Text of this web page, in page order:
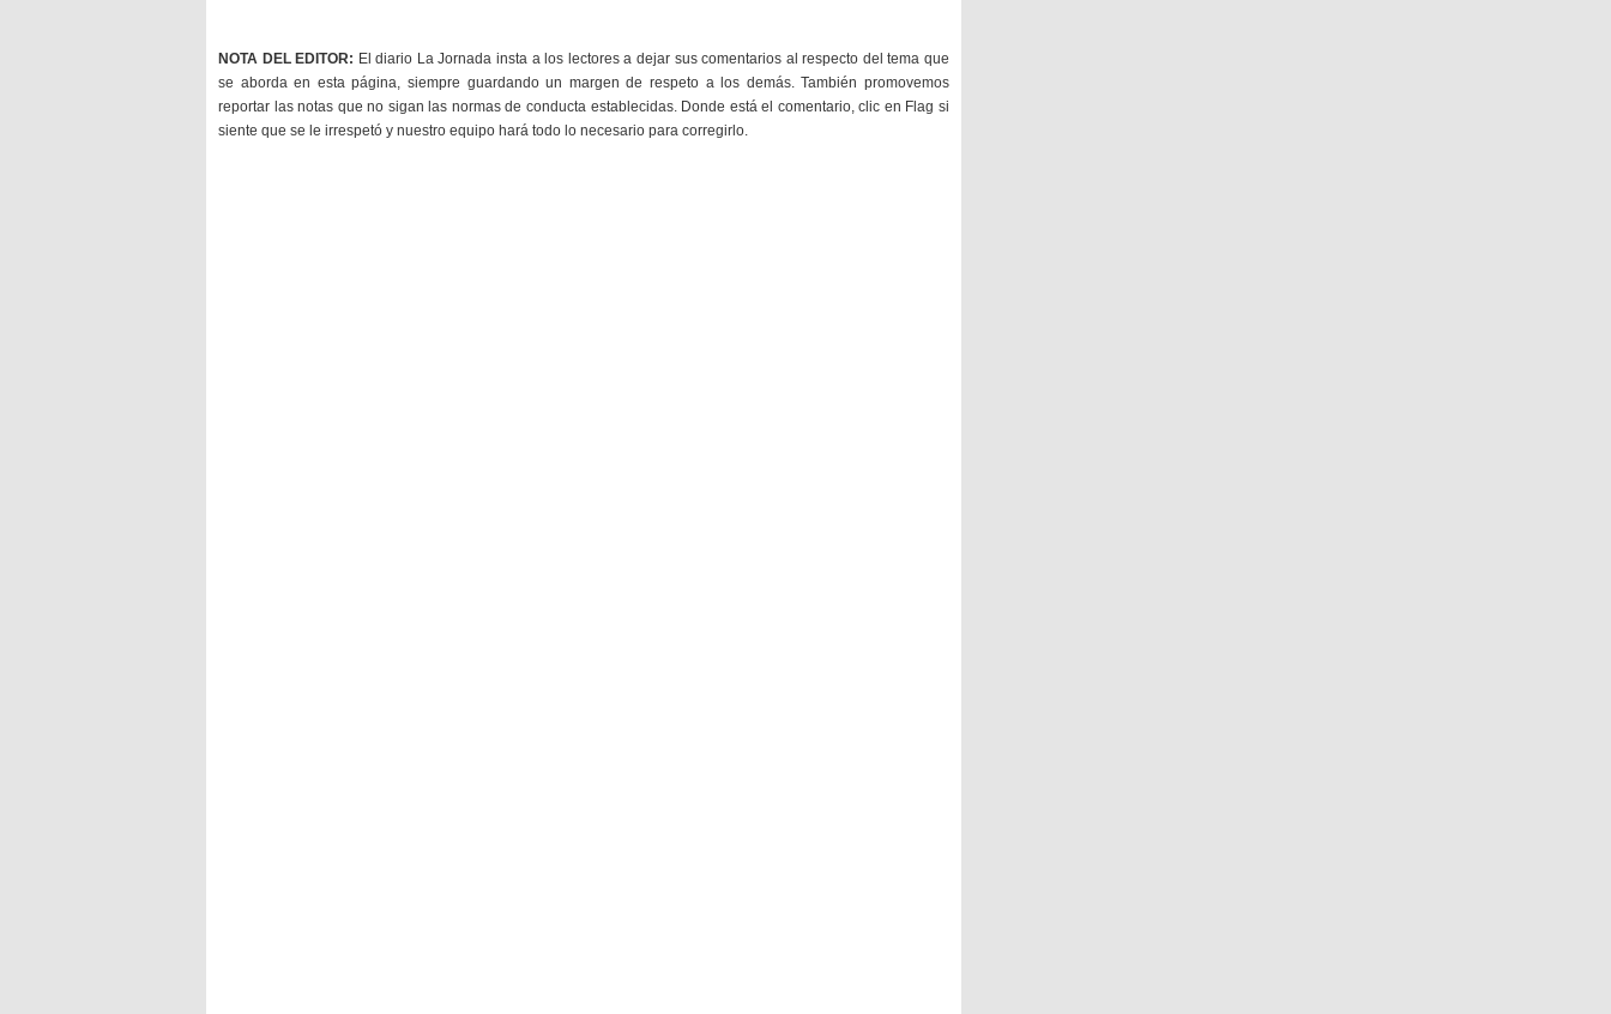
NOTA DEL EDITOR: El diario La Jornada insta a los lectores a dejar sus comentarios al respecto del tema que
se aborda en esta página, siempre guardando un margen de respeto a los demás. También promovemos
reportar las notas que no sigan las normas de conducta establecidas. Donde está el comentario, clic en Flag si
siente que se le irrespetó y nuestro equipo hará todo lo necesario para corregirlo.